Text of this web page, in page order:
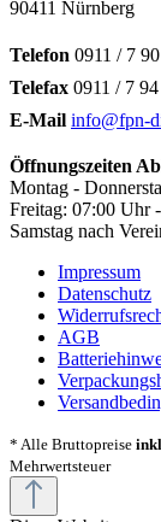
90411 Nürnberg
Telefon 0911 / 7
Telefax 0911 / 7
E-Mail info@fpn-
Öffnungszeiten
Montag -
Freitag: 07:00 Uhr
Samstag nach
Impressum
Datenschutz
AGB
* Alle Bruttopreise
Mehrwertsteuer